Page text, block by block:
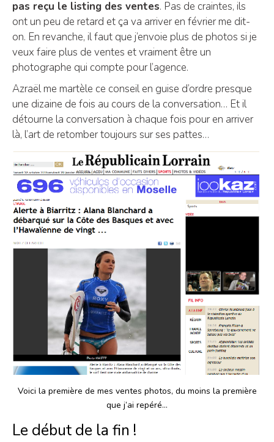
pas reçu le listing des ventes. Pas de craintes, ils
ont un peu de retard et ça va arriver en février me dit-
on. En revanche, il faut que j’envoie plus de photos si je
veux faire plus de ventes et vraiment être un
photographe qui compte pour l’agence.
Azraël me martèle ce conseil en guise d’ordre presque
une dizaine de fois au cours de la conversation… Et il
détourne la conversation à chaque fois pour en arriver
là, l’art de retomber toujours sur ses pattes…
Voici la première de mes ventes photos, du moins la première
que j’ai repéré…
Le début de la fin !